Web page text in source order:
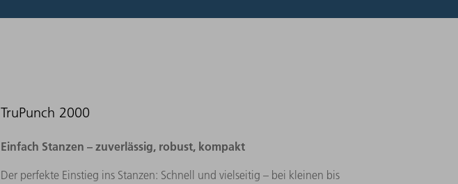
TruPunch 2000
Einfach Stanzen – zuverlässig, robust, kompakt
Der perfekte Einstieg ins Stanzen: Schnell und vielseitig – bei kleinen bis